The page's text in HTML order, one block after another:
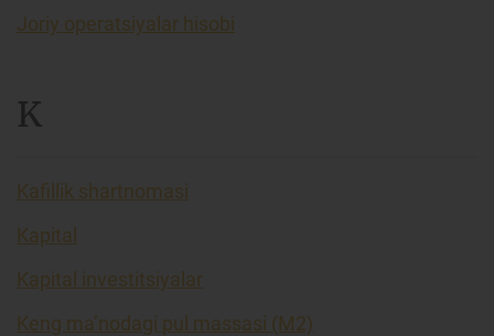
Joriy operatsiyalar hisobi
K
Kafillik shartnomasi
Kapital
Kapital investitsiyalar
Keng ma’nodagi pul massasi (M2)